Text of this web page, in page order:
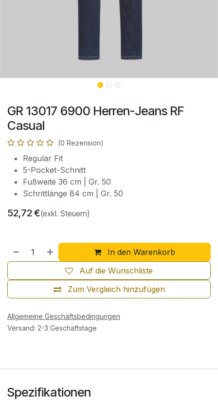
GR 13017 6900 Herren-Jeans RF
Casual
(0 Rezension)
Regular Fit
5-Pocket-Schnitt
Fußweite 36 cm | Gr. 50
Schrittlänge 84 cm | Gr. 50
52,72€(exkl. Steuern)
In den Warenkorb
Zum Vergleich hinzufügen
Auf die Wunschliste
Allgemeine Geschäftsbedingungen
Versand: 2-3 Geschäftstage
Spezifikationen